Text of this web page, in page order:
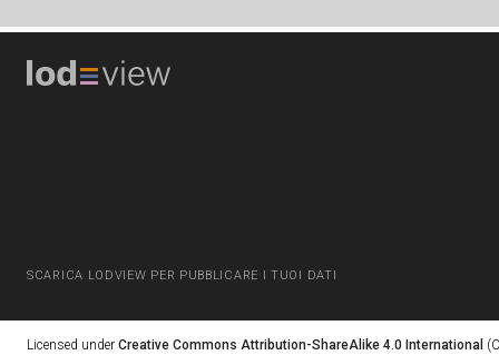
SCARICA LODVIEW PER PUBBLICARE I TUOI DATI
Licensed under Creative Commons Attribution-ShareAlike 4.0 International